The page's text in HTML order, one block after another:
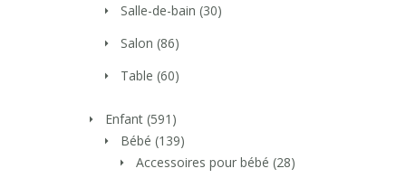
Salle-de-bain (30)
Salon (86)
Table (60)
Enfant (591)
Bébé (139)
Accessoires pour bébé (28)